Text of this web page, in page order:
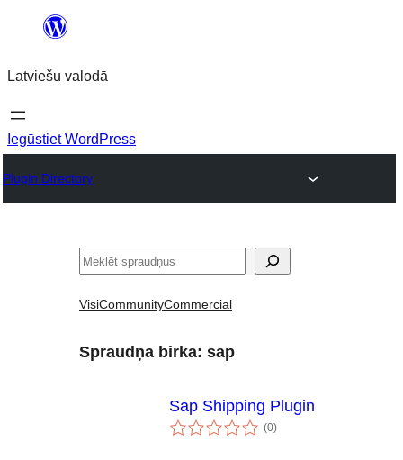
Pāriet
saturu
Latviešu valodā
Iegūstiet WordPress
Plugin Directory
Meklēt
VisiCommunityCommercial
Spraudņa birka: sap
Sap Shipping Plugin
(0vērtējumu
kopsumma
)